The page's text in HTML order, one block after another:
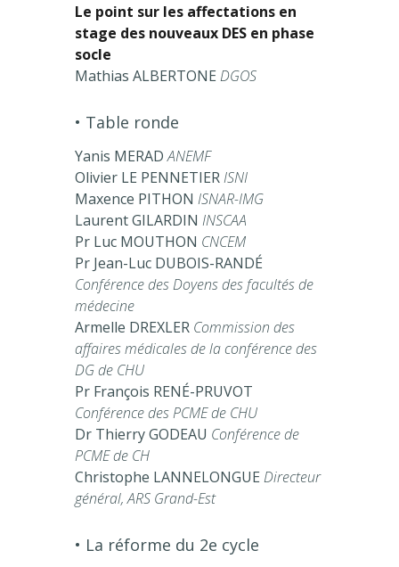
Le point sur les affectations en
stage des nouveaux DES en phase
socle
Mathias ALBERTONE DGOS
• Table ronde
Yanis MERADANEMF
Olivier LE PENNETIERISNI
Maxence PITHON ISNAR-IMG
Laurent GILARDIN INSCAA
Pr Luc MOUTHON CNCEM
Pr Jean-Luc DUBOIS-RANDÉ
Conférence des Doyens des facultés de
médecine
Armelle DREXLER Commission des
affaires médicales de la conférence des
DG de CHU
Pr François RENÉ-PRUVOT
Conférence des PCME de CHU
Dr Thierry GODEAU Conférence de
PCME de CH
Christophe LANNELONGUE Directeur
général, ARS Grand-Est
• La réforme du 2e cycle